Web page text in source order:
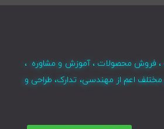
، فروش محصولات ، آموزش و مشاوره ،
اعم از مهندسی، تدارک، طراحی و